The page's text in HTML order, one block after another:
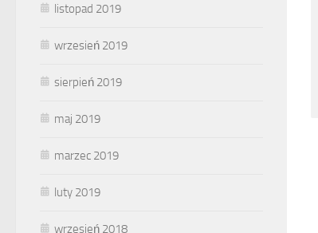
listopad 2019
wrzesień 2019
sierpień 2019
maj 2019
marzec 2019
luty 2019
wrzesień 2018